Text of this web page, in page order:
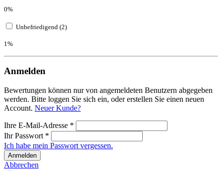
0%
Unbefriedigend (2)
1%
Anmelden
Bewertungen können nur von angemeldeten Benutzern abgegeben
werden. Bitte loggen Sie sich ein, oder erstellen Sie einen neuen
Account. Neuer Kunde?
Ihre E-Mail-Adresse *
Ihr Passwort *
Ich habe mein Passwort vergessen.
Anmelden
Abbrechen